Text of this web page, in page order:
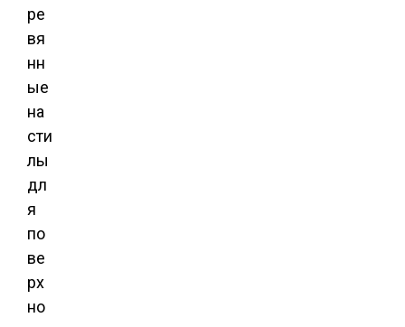
ре
вя
нн
ые
на
сти
лы
дл
я
по
ве
рх
но